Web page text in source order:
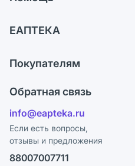
Самовывоз из аптек
Ответы на вопросы
Блог
ЕАПТЕКА
Карьера
Поставщики
Лицензия
Реклама на сайте
Ваши товары на ЕАПТЕКЕ
Покупателям
Программа СберСпасибо
Политика
Пользовательское
Обратная связь
info@eapteka.ru
Если есть вопросы,
отзывы и предложения
88007007711